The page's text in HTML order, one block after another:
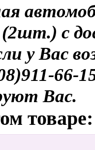
с
у Вас
Вас.
товаре: